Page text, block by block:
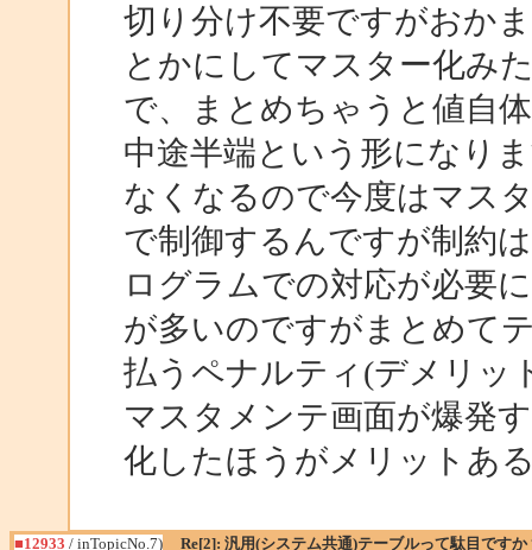
切り分け不要ですがおか
とかにしてマスター化み
で、まとめちゃうと値自
中途半端という形になり
なくなるので今度はマス
で制御するんですが制約
ログラムでの対応が必要
が多いのですがまとめて
払うペナルティ(デメリッ
マスタメンテ画面が爆発
化したほうがメリットあ
■12933 / inTopicNo.7) Re[2]: 汎用(システム共通)テーブルって駄目ですか